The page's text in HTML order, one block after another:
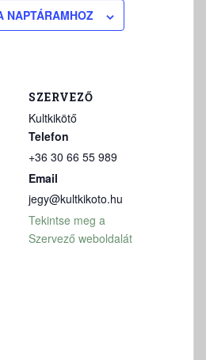
NAPTÁRAMHOZ
SZERVEZŐ
Kultkikötő
Telefon
+36 30 66 55 989
Email
jegy@kultkikoto.hu
Tekintse meg a
Szervező weboldalát